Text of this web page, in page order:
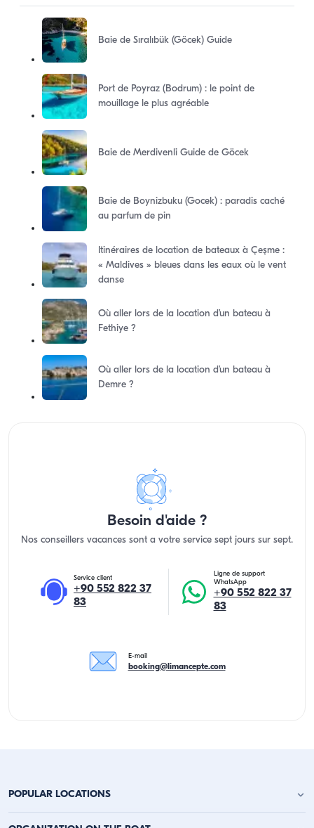
Baie de Sıralıbük (Göcek) Guide
Port de Poyraz (Bodrum) : le point de
mouillage le plus agréable
Baie de Merdivenli Guide de Göcek
Baie de Boynizbuku (Gocek) : paradis caché
au parfum de pin
Itinéraires de location de bateaux à Çeşme :
« Maldives » bleues dans les eaux où le vent
danse
Où aller lors de la location d’un bateau à
Fethiye ?
Où aller lors de la location d’un bateau à
Demre ?
Besoin d'aide ?
Nos conseillers vacances sont a votre service sept jours sur sept.
Service client
+90 552 822 37
83
Ligne de support
WhatsApp
+90 552 822 37
83
E-mail
booking@limancepte.com
POPULAR LOCATIONS